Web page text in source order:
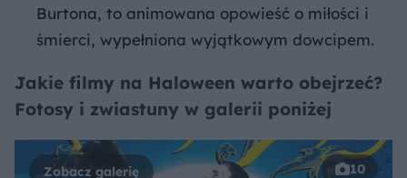
Burtona, to animowana opowieść o miłości i
śmierci, wypełniona wyjątkowym dowcipem.
Jakie filmy na Haloween warto obejrzeć?
Fotosy i zwiastuny w galerii poniżej
10